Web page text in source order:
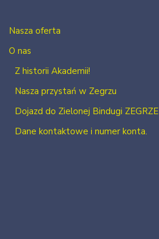
Nasza oferta
O nas
Z historii Akademii!
Nasza przystań w Zegrzu
Dojazd do Zielonej Bindugi ZEGRZE
Dane kontaktowe i numer konta.